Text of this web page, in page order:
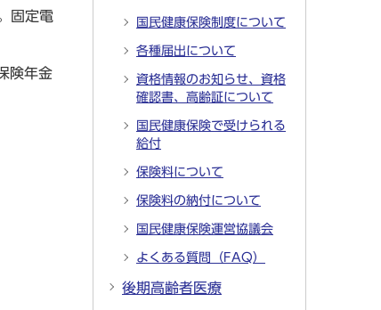
固定電
険年金
国民健康保険制度について
各種届出について
資格情報のお知らせ、資格
確認書、高齢証について
国民健康保険で受けられる
給付
保険料について
保険料の納付について
国民健康保険運営協議会
よくある質問（FAQ）
後期高齢者医療